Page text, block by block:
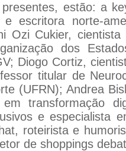
estão: a
e escritora norte-
Ozi Cukier,
dos
Diogo Cortiz,
titular de
(UFRN); Andrea
transformação
e especialista
roteirista e
de shoppings